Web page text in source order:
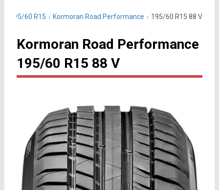
195/60 R15 Kormoran Road Performance 195/60 R15 88 V
Kormoran Road Performance
195/60 R15 88 V